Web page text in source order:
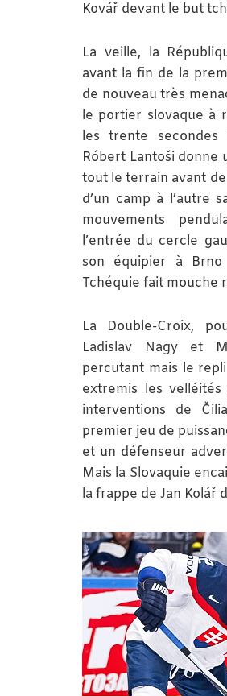
Kovář devant le but
La veille, la
avant la fin de la
de nouveau très
le portier slovaque à
les trente
Róbert Lantoši donne
tout le terrain avant
d’un camp à l’autre
mouvements
l’entrée du cercle
son équipier à
Tchéquie fait mouche
La Double-Croix,
Ladislav Nagy et
percutant mais le
extremis les
interventions de
premier jeu de
et un défenseur
Mais la Slovaquie
la frappe de Jan Kolář